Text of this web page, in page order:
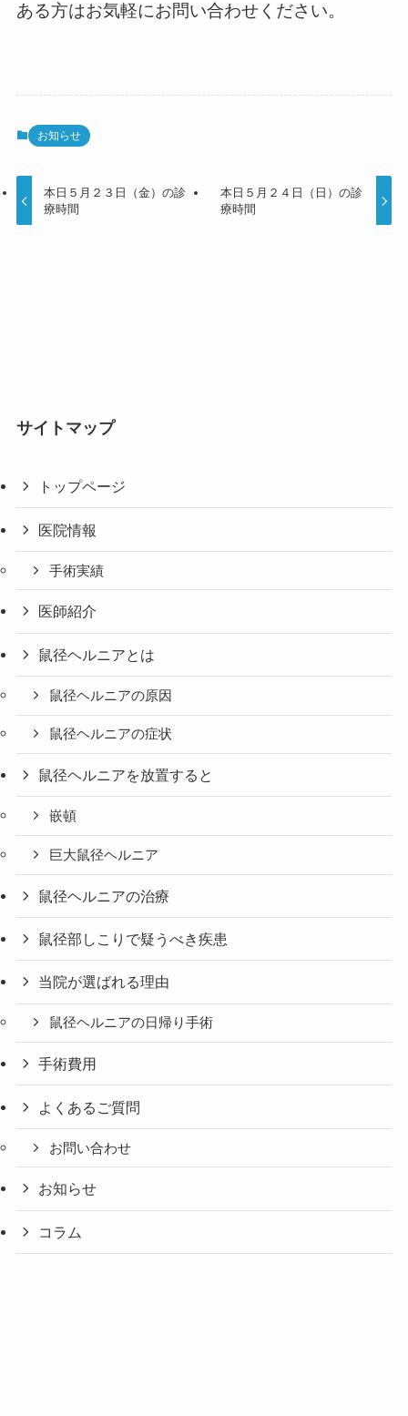
ある方はお気軽にお問い合わせください。
お知らせ
本日５月２３日（金）の診
療時間
本日５月２４日（日）の診
療時間
サイトマップ
トップページ
医院情報
手術実績
医師紹介
鼠径ヘルニアとは
鼠径ヘルニアの原因
鼠径ヘルニアの症状
鼠径ヘルニアを放置すると
嵌頓
巨大鼠径ヘルニア
鼠径ヘルニアの治療
鼠径部しこりで疑うべき疾患
当院が選ばれる理由
鼠径ヘルニアの日帰り手術
手術費用
よくあるご質問
お問い合わせ
お知らせ
コラム